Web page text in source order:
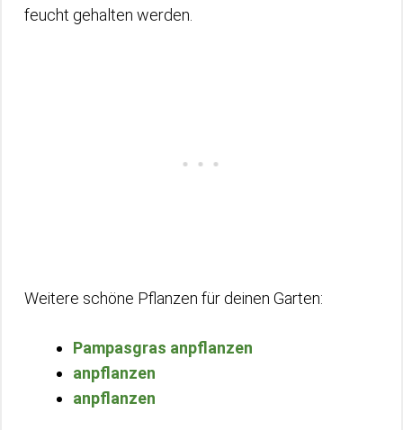
feucht gehalten werden.
Weitere schöne Pflanzen für deinen Garten:
Pampasgras anpflanzen
anpflanzen
anpflanzen